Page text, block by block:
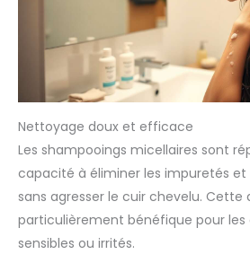
Nettoyage doux et efficace
Les shampooings micellaires sont
capacité à éliminer les impuretés et
sans agresser le cuir chevelu. Cette
particulièrement bénéfique pour les
sensibles ou irrités.